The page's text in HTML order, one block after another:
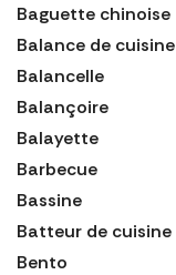
Baguette chinoise
Balance de cuisine
Balancelle
Balançoire
Balayette
Barbecue
Bassine
Batteur de cuisine
Bento